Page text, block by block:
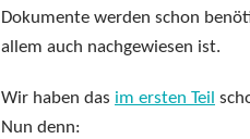
Dokumente werden schon
allem auch nachgewiesen ist.
Wir haben das im ersten Teil
Nun denn: